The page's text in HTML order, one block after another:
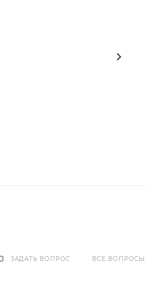
ВСЕ ВОПРОСЫ
ЗАДАТЬ ВОПРОС